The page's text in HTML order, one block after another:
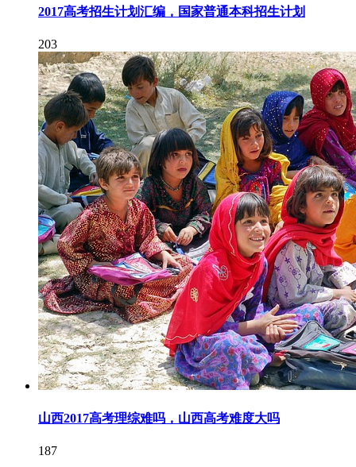
2017高考招生计划汇编，国家普通本科招生计划
203
山西2017高考理综难吗，山西高考难度大吗
187